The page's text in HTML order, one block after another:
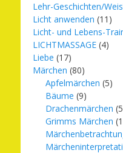
Lehr-Geschichten/
Licht anwenden (11)
Licht- und Lebens-
LICHTMASSAGE (4)
Liebe (17)
Märchen (80)
Apfelmärchen (5)
Bäume (9)
Drachenmärchen
Grimms Märchen